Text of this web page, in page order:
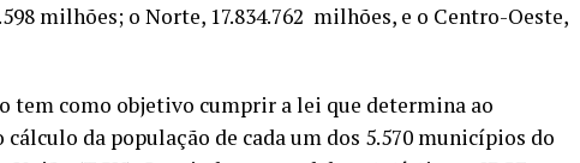
milhões; o Norte, 17.834.762 milhões, e o Centro-Oeste,
tem como objetivo cumprir a lei que determina ao
da população de cada um dos 5.570 municípios do